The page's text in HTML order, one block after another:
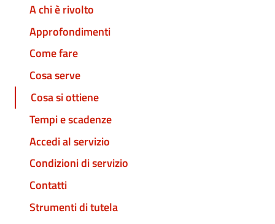
A chi è rivolto
Approfondimenti
Come fare
Cosa serve
Cosa si ottiene
Tempi e scadenze
Accedi al servizio
Condizioni di servizio
Contatti
Strumenti di tutela